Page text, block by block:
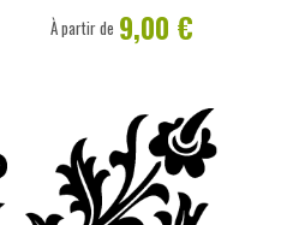
À partir de 9,00 €